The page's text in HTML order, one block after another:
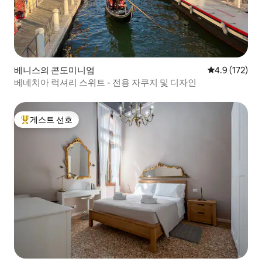
베니스의 콘도미니엄 평점 4.9점(5
4.9 (172)
베네치아 럭셔리 스위트 - 전용 자쿠지 및 디자인
상위 게스트 선호
게스트 선호